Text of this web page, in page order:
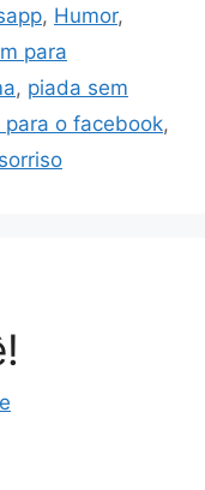
, Humor,
para
, piada sem
para o facebook,
sorriso